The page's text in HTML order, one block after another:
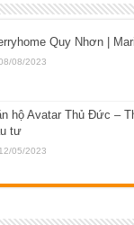
Quy Nhơn |
08/2023
hộ Avatar Thủ Đức –
tư
12/05/2023